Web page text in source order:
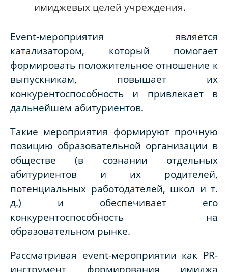
имиджевых целей учреждения.
Event-мероприятия является
катализатором, который помогает
формировать положительное отношение к
выпускникам, повышает их
конкурентоспособность и привлекает в
дальнейшем абитуриентов.
Такие мероприятия формируют прочную
позицию образовательной организации в
обществе (в сознании отдельных
абитуриентов и их родителей,
потенциальных работодателей, школ и т.
д.) и обеспечивает его
конкурентоспособность на
образовательном рынке.
Рассматривая event-мероприятии как PR-
инструмент формирования имиджа